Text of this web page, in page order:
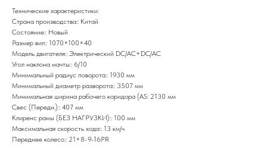
Технические характеристики:
Страна производства:: Китай
Состояние:: Новый
Размер вил:: 1070×100×40
Модель двигателя:: Электрический DC/AC+DC/AC
Угол наклона мачты:: 6/10
Минимальный радиус поворота:: 1930 мм
Минимальный диаметр разворота:: 3507 мм
Минимальная ширина рабочего коридора (AS: 2130 мм
Свес (Передн.):: 407 мм
Клиренс рамы (БЕЗ НАГРУЗКИ):: 100 мм
Максимальная скорость хода:: 13 км/ч
Переднее колесо:: 21×8-9-16PR